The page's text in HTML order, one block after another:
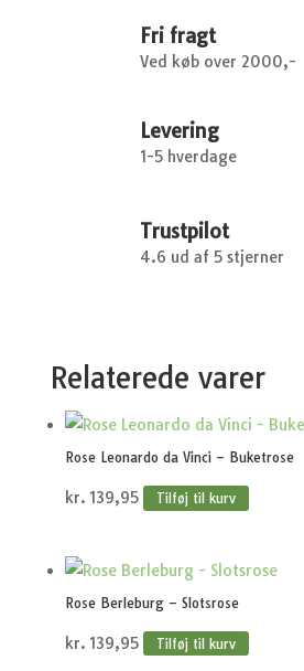
Fri fragt
Ved køb over 2000,-
Levering
1-5 hverdage
Trustpilot
4.6 ud af 5 stjerner
Relaterede varer
Rose Leonardo da Vinci – Buketrose
kr. 139,95 Tilføj til kurv
Rose Berleburg – Slotsrose
kr. 139,95 Tilføj til kurv